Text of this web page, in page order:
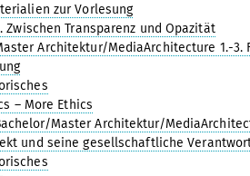
zur Vorlesung
Zwischen Transparenz und Opazität
Architektur/MediaArchitecture 1.-3.
– More Ethics
Master Architektur/
und seine gesellschaftliche